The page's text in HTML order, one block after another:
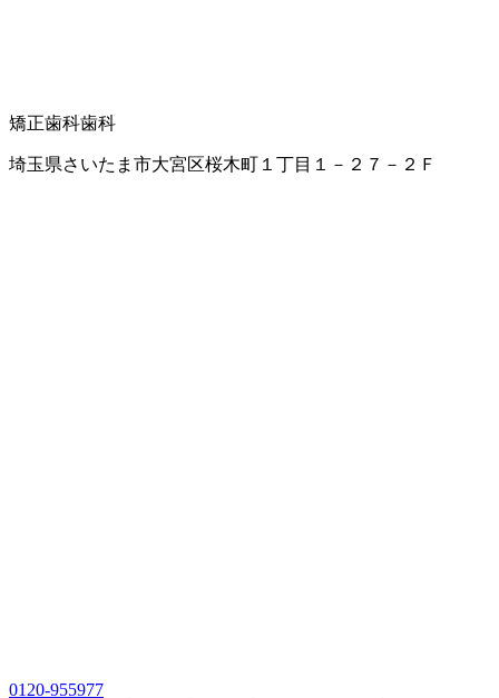
矯正歯科歯科
埼玉県さいたま市大宮区桜木町１丁目１－２７－２Ｆ
0120-955977